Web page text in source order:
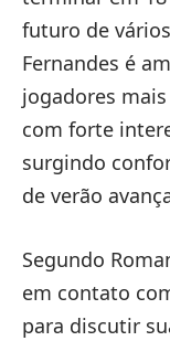
futuro de
Fernandes é
jogadores
com forte
surgindo
de verão
Segundo
em contato
para discutir